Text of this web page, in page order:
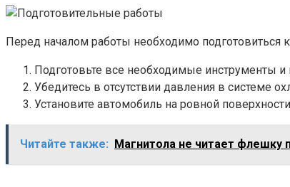
Перед началом работы необходимо
Подготовьте все необходимые инструменты и
Убедитесь в отсутствии давления в системе
Установите автомобиль на ровной
Читайте также: Магнитола не читает